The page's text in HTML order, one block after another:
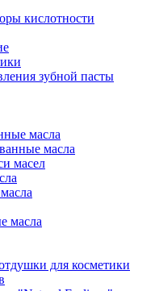
кислотности
зубной пасты
масла
масла
масел
масла
для косметики